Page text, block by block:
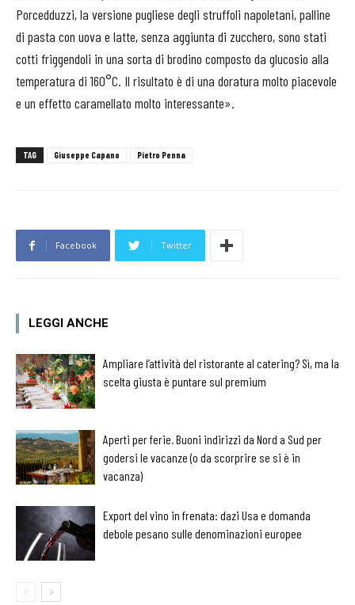
Porcedduzzi, la versione pugliese degli struffoli napoletani, palline
di pasta con uova e latte, senza aggiunta di zucchero, sono stati
cotti friggendoli in una sorta di brodino composto da glucosio alla
temperatura di 160°C. Il risultato è di una doratura molto piacevole
e un effetto caramellato molto interessante».
TAG Giuseppe Capano Pietro Penna
Facebook Twitter
LEGGI ANCHE
Ampliare l’attività del ristorante al catering? Sì, ma la
scelta giusta è puntare sul premium
Aperti per ferie. Buoni indirizzi da Nord a Sud per
godersi le vacanze (o da scorprire se si è in
vacanza)
Export del vino in frenata: dazi Usa e domanda
debole pesano sulle denominazioni europee